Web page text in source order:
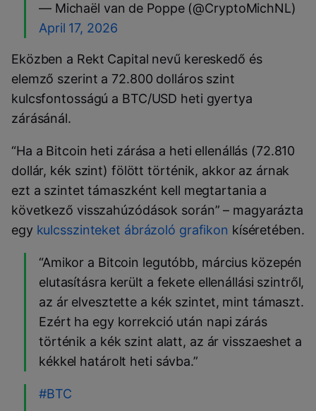
— Michaël van de Poppe (@CryptoMichNL)
April 17, 2026
Eközben a Rekt Capital nevű kereskedő és
elemző szerint a 72.800 dolláros szint
kulcsfontosságú a BTC/USD heti gyertya
zárásánál.
“Ha a Bitcoin heti zárása a heti ellenállás (72.810
dollár, kék szint) fölött történik, akkor az árnak
ezt a szintet támaszként kell megtartania a
következő visszahúzódások során” – magyarázta
egy kulcsszinteket ábrázoló grafikon kíséretében.
“Amikor a Bitcoin legutóbb, március közepén
elutasításra került a fekete ellenállási szintről,
az ár elvesztette a kék szintet, mint támaszt.
Ezért ha egy korrekció után napi zárás
történik a kék szint alatt, az ár visszaeshet a
kékkel határolt heti sávba.”
#BTC